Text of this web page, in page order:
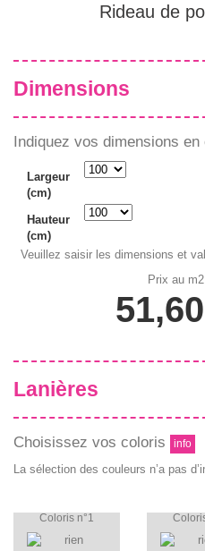
Rideau de
Dimensions
Indiquez vos dimensions en
Largeur
(cm)
Hauteur
(cm)
Veuillez saisir les dimensions et
Prix au
Lanières
Choisissez vos coloris info
La sélection des couleurs n’a pas
Coloris n°1